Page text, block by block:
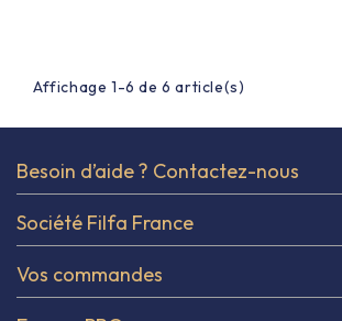
Affichage 1-6 de 6 article(s)
Besoin d’aide ? Contactez-nous
Société Filfa France
Vos commandes